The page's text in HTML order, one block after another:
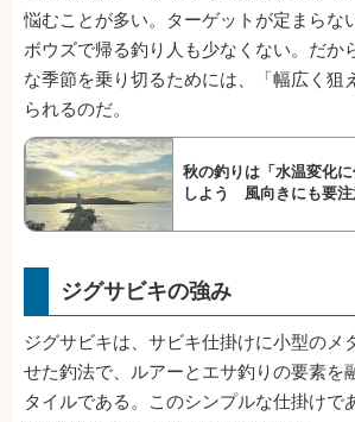
悩むことが多い。ターゲットが定まらな
ボウズで帰る釣り人も少なくない。だか
な季節を乗り切るためには、「幅広く狙
られるのだ。
秋の釣りは「水温変化
しよう 風向きにも要注
ジグサビキの強み
ジグサビキは、サビキ仕掛けに小型のメ
せた釣法で、ルアーとエサ釣りの要素を
タイルである。このシンプルな仕掛けで